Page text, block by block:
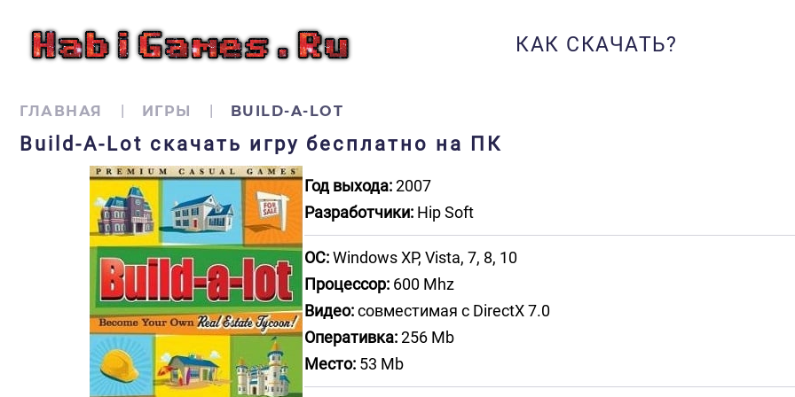
КАК СКАЧАТЬ?
ГЛАВНАЯ ИГРЫ BUILD-A-LOT
Build-A-Lot скачать игру бесплатно на ПК
Год выхода:2007
Разработчики:Hip Soft
ОС:Windows XP, Vista, 7, 8, 10
Процессор:600 Mhz
Видео:совместимая с DirectX 7.0
Оперативка:256 Mb
Место:53 Mb